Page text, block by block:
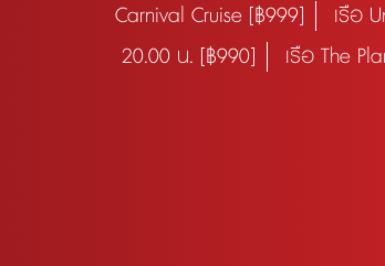
Carnival Cruise [฿999]
เรือ
20.00 น. [฿990]
เรือ The